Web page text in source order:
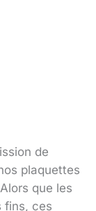
de
plaquettes
que les
fins, ces